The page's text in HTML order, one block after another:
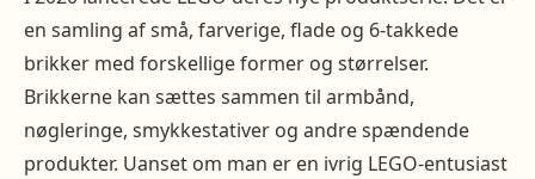
en samling af små, farverige, flade og 6-takkede
brikker med forskellige former og størrelser.
Brikkerne kan sættes sammen til armbånd,
nøgleringe, smykkestativer og andre spændende
produkter. Uanset om man er en ivrig LEGO-entusiast